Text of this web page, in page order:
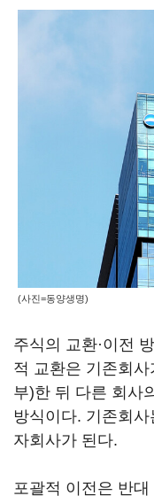
(사진=동양생명)
주식의 교환·이전
적 교환은 기존회
부)한 뒤 다른 회사
방식이다. 기존회
자회사가 된다.
포괄적 이전은 반